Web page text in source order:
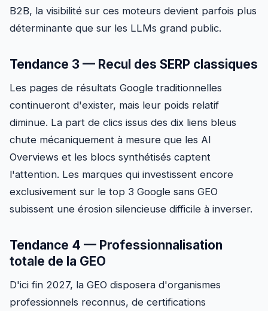
B2B, la visibilité sur ces moteurs devient parfois plus
déterminante que sur les LLMs grand public.
Tendance 3 — Recul des SERP classiques
Les pages de résultats Google traditionnelles
continueront d'exister, mais leur poids relatif
diminue. La part de clics issus des dix liens bleus
chute mécaniquement à mesure que les AI
Overviews et les blocs synthétisés captent
l'attention. Les marques qui investissent encore
exclusivement sur le top 3 Google sans GEO
subissent une érosion silencieuse difficile à inverser.
Tendance 4 — Professionnalisation
totale de la GEO
D'ici fin 2027, la GEO disposera d'organismes
professionnels reconnus, de certifications